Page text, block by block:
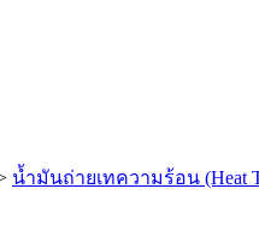
น้ำมันถ่ายเทความร้อน (Heat